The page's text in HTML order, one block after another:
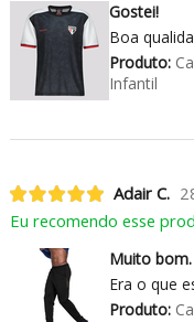
Gostei!
Boa
Produto:
Infantil
Adair C.
Eu recomendo esse
Muito bom.
Era o que
Produto: